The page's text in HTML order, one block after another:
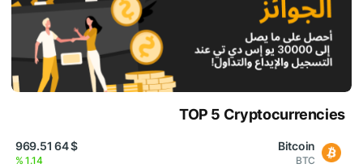
TOP 5 Cryptocurrencies
Bitcoin
BTC
$ 64 969.51
1.14 %